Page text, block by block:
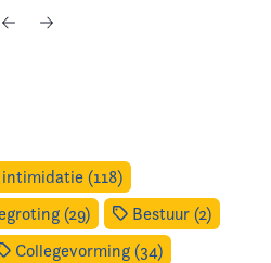
(118)
(29)
Bestuur (2)
Collegevorming (34)